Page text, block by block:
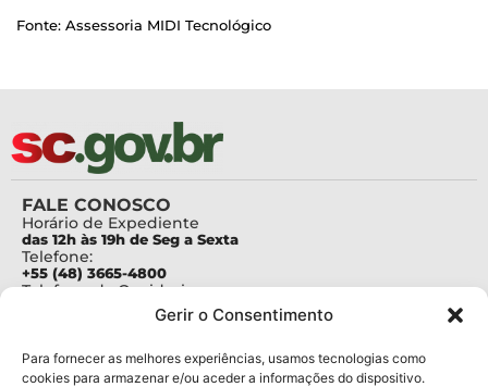
Gerir o Consentimento
Para fornecer as melhores experiências, usamos tecnologias como
cookies para armazenar e/ou aceder a informações do dispositivo.
Fonte: Assessoria MIDI Tecnológico
FALE CONOSCO
Horário de Expediente
das 12h às 19h de Seg a Sexta
Telefone:
+55 (48) 3665-4800
Telefone da Ouvidoria
Para assuntos relacionados à Pesquisa
pesquisa@fapesc.sc.gov.br